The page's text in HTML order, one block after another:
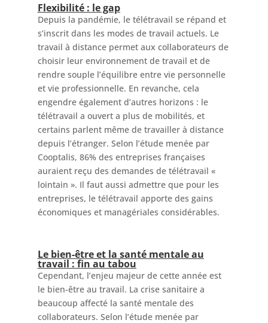
Flexibilité : le gap
Depuis la pandémie, le télétravail se répand et
s’inscrit dans les modes de travail actuels. Le
travail à distance permet aux collaborateurs de
choisir leur environnement de travail et de
rendre souple l’équilibre entre vie personnelle
et vie professionnelle. En revanche, cela
engendre également d’autres horizons : le
télétravail a ouvert a plus de mobilités, et
certains parlent même de travailler à distance
depuis l’étranger. Selon l’étude menée par
Cooptalis, 86% des entreprises françaises
auraient reçu des demandes de télétravail «
lointain ». Il faut aussi admettre que pour les
entreprises, le télétravail apporte des gains
économiques et managériales considérables.
Le bien-être et la santé mentale au
travail : fin au tabou
Cependant, l’enjeu majeur de cette année est
le bien-être au travail. La crise sanitaire a
beaucoup affecté la santé mentale des
collaborateurs. Selon l’étude menée par